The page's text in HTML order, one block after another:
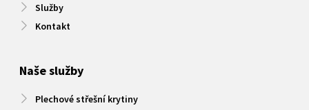
Služby
Kontakt
Naše služby
Plechové střešní krytiny